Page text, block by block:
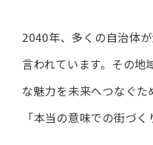
2040年、多くの自治体
言われています。 その地
な魅力を未来へつなぐた
「本当の意味での街づく